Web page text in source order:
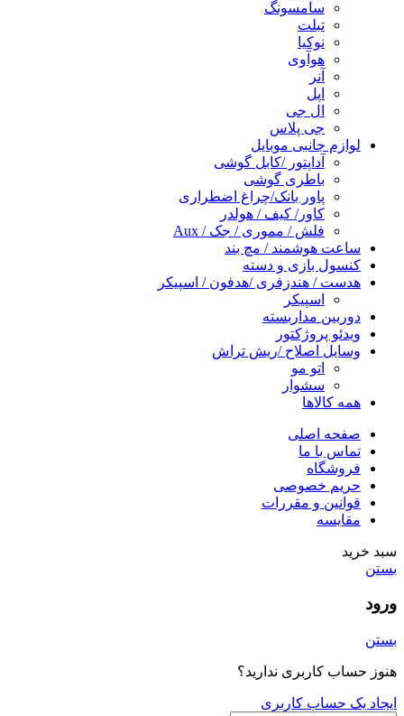
سامسونگ
تبلت
نوکیا
هوآوی
آنر
اپل
ال جی
جی پلاس
لوازم جانبی موبایل
آداپتور /کابل گوشی
باطری گوشی
پاور بانک/چراغ اضطراری
کاور/ کیف / هولدر
فلش / مموری / جک / Aux
ساعت هوشمند / مچ بند
کنسول بازی و دسته
هدست / هندزفری /هدفون / اسپیکر
اسپیکر
دوربین مداربسته
ویدئو پروژکتور
وسایل اصلاح /ریش تراش
اتو مو
سشوار
همه کالاها
صفحه اصلی
تماس با ما
فروشگاه
حریم خصوصی
قوانین و مقررات
مقایسه
سبد خرید
بستن
ورود
بستن
هنوز حساب کاربری ندارید؟
ایجاد یک حساب کاربری